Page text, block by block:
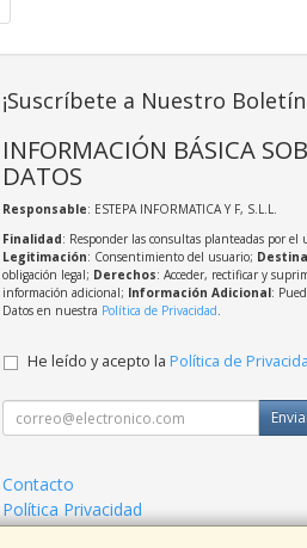
¡Suscríbete a Nuestro
INFORMACIÓN BÁSICA
DATOS
Responsable: ESTEPA INFORMATICA Y F, S.L.L.
Finalidad: Responder las consultas planteadas por
Legitimación: Consentimiento del usuario;
obligación legal; Derechos: Acceder, rectificar y
información adicional; Información Adicional:
Datos en nuestra Política de Privacidad.
He leído y acepto la Política de
Contacto
Política Privacidad
Condiciones de Compra